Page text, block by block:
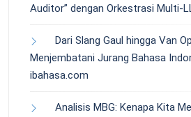
Auditor” dengan Orkestrasi Multi-
Dari Slang Gaul hingga Van
Menjembatani Jurang Bahasa
ibahasa.com
Analisis MBG: Kenapa Kita